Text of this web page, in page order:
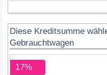
Diese Kreditsumme
Gebrauchtwagen
17%